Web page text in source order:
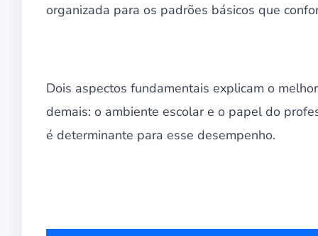
organizada para os padrões básicos que
Dois aspectos fundamentais explicam o
demais: o ambiente escolar e o papel do
é determinante para esse desempenho.